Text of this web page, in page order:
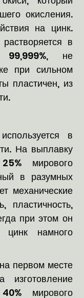
окисления.
на цинк.
в
99,999%, не
при сильном
пластичен, из
в
На выплавку
мирового
в разумных
механические
пластичность,
при этом он
намного
первом месте
мирового